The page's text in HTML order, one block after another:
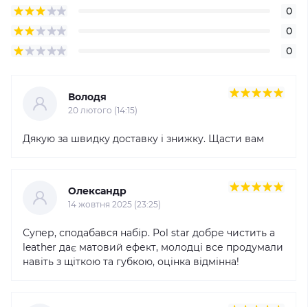
0
0
0
Володя
20 лютого (14:15)
Дякую за швидку доставку і знижку. Щасти вам
Олександр
14 жовтня 2025 (23:25)
Супер, сподабався набір. Pol star добре чистить а
leather дає матовий ефект, молодці все продумали
навіть з щіткою та губкою, оцінка відмінна!